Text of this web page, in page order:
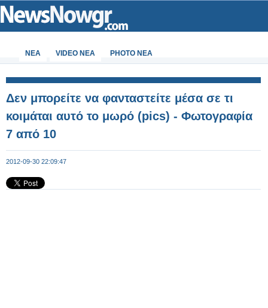
ΝΕΑ VIDEO NEA PHOTO NEA
Δεν μπορείτε να φανταστείτε μέσα σε τι
κοιμάται αυτό το μωρό (pics) - Φωτογραφία
7 από 10
2012-09-30 22:09:47